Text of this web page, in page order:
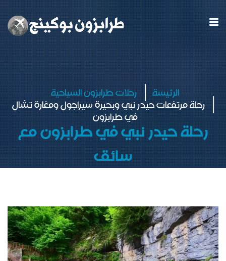
رحلة حيدر نبي في طرابزون مع
سائق
الرئيسة رحلات طرابزون السياحية
رحلة مرتفعات حيدر نبي وبحيرة سيراجول ومغارة تشال
في طرابزون